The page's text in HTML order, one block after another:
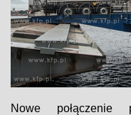
Nowe połączenie